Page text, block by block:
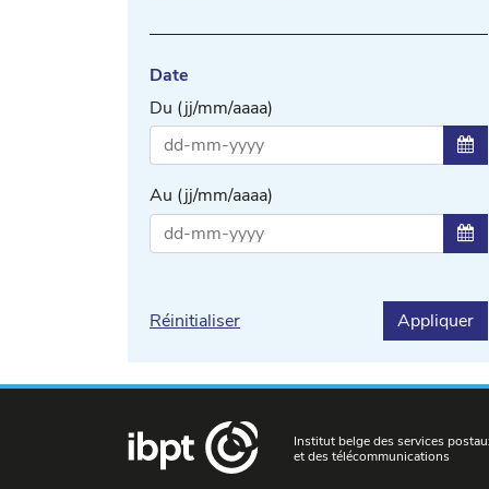
Date
Du (jj/mm/aaaa)
Au (jj/mm/aaaa)
Réinitialiser Appliquer
Institut belge des services
et des télécommunications